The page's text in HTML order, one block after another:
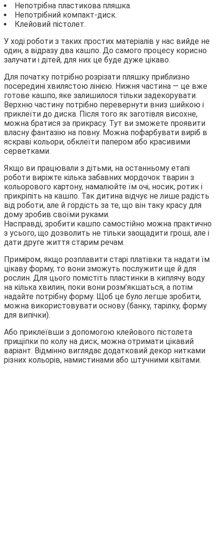
Непотрібна пластикова пляшка.
Непотрібний компакт-диск.
Клейовий пістолет.
У ході роботи з таких простих матеріалів у нас вийде не
один, а відразу два кашпо. До самого процесу корисно
залучати і дітей, для них це буде дуже цікаво.
Для початку потрібно розрізати пляшку приблизно
посередині хвилястою лінією. Нижня частина — це вже
готове кашпо, яке залишилося тільки задекорувати.
Верхню частину потрібно перевернути вниз шийкою і
приклеїти до диска. Після того як заготівля висохне,
можна братися за прикрасу. Тут ви зможете проявити
власну фантазію на повну. Можна пофарбувати виріб в
яскраві кольори, обклеїти папером або красивими
серветками.
Якщо ви працювали з дітьми, на останньому етапі
роботи виріжте кілька забавних мордочок тварин з
кольорового картону, намалюйте їм очі, носик, ротик і
прикріпіть на кашпо. Так дитина відчує не лише радість
від роботи, але й гордість за те, що він таку красу для
дому зробив своїми руками.
Насправді, зробити кашпо самостійно можна практично
з усього, що дозволить не тільки заощадити гроші, але і
дати друге життя старим речам.
Приміром, якщо розплавити старі платівки та надати їм
цікаву форму, то вони зможуть послужити ще й для
рослин. Для цього помістіть пластинки в киплячу воду
на кілька хвилин, поки вони розм’якшаться, а потім
надайте потрібну форму. Щоб це було легше зробити,
можна використовувати основу (банку, тарілку, форму
для випічки).
Або приклеївши з допомогою клейового пістолета
прищіпки по колу на диск, можна отримати цікавий
варіант. Відмінно виглядає додатковий декор нитками
різних кольорів, намистинами або штучними квітами.